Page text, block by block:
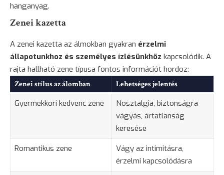
hanganyag.
Zenei kazetta
A zenei kazetta az álmokban gyakran érzelmi
állapotunkhoz és személyes ízlésünkhöz kapcsolódik. A
rajta hallható zene típusa fontos információt hordoz:
Zenei stílus az álomban Lehetséges jelentés
Gyermekkori kedvenc zene
Nosztalgia, biztonságra
vágyás, ártatlanság
keresése
Romantikus zene
Vágy az intimitásra,
érzelmi kapcsolódásra